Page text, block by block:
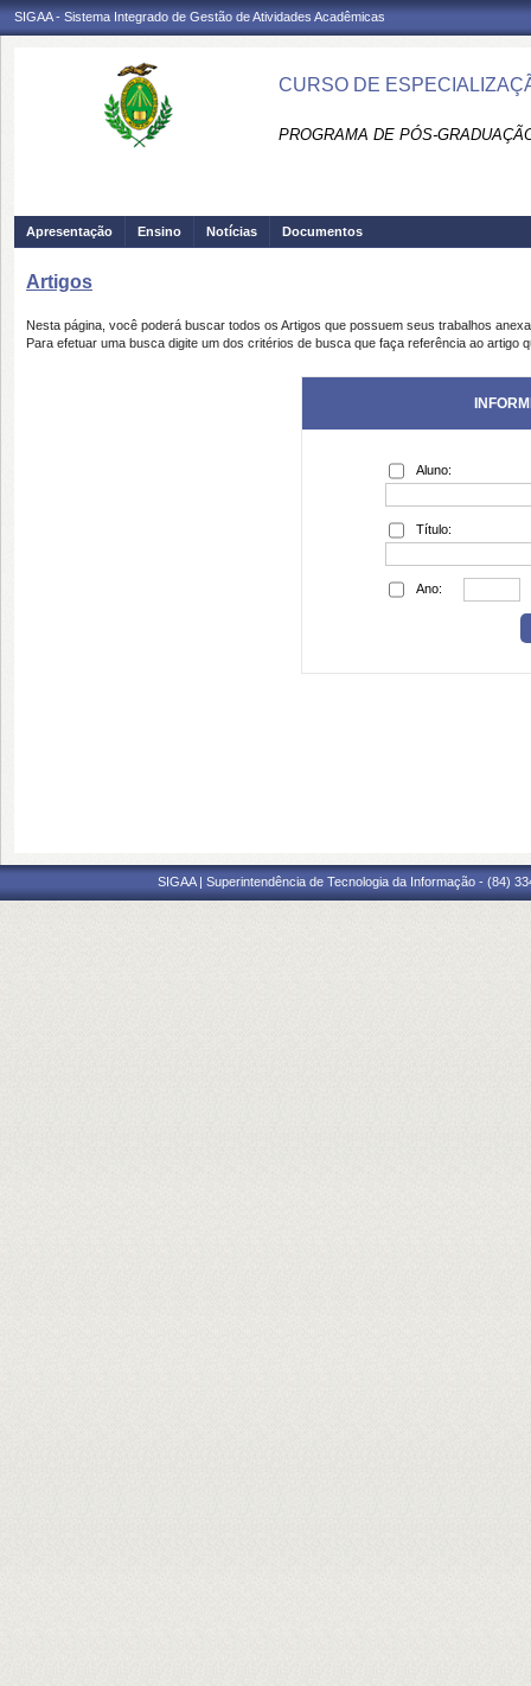
SIGAA - Sistema Integrado de Gestão de Atividades Acadêmicas
CURSO DE
PROGRAMA DE PÓS-
Apresentação Ensino Notícias Documentos
Artigos
Nesta página, você poderá buscar todos os Artigos que possuem seus trabalhos
Para efetuar uma busca digite um dos critérios de busca que faça referência ao artigo
Aluno:
Título:
Ano:
SIGAA | Superintendência de Tecnologia da Informação - (84)